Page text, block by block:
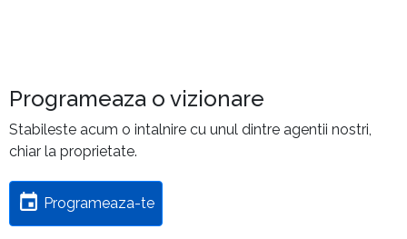
Programeaza o vizionare
Stabileste acum o intalnire cu unul dintre agentii nostri,
chiar la proprietate.
Programeaza-te